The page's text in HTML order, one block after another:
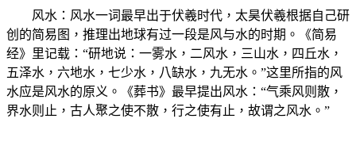
风水：风水一词最早出于伏羲时代，太昊伏羲根据自己研
创的简易图，推理出地球有过一段是风与水的时期。《简易
经》里记载：“研地说：一雾水，二风水，三山水，四丘水，
五泽水，六地水，七少水，八缺水，九无水。”这里所指的风
水应是风水的原义。《葬书》最早提出风水：“气乘风则散，
界水则止，古人聚之使不散，行之使有止，故谓之风水。”